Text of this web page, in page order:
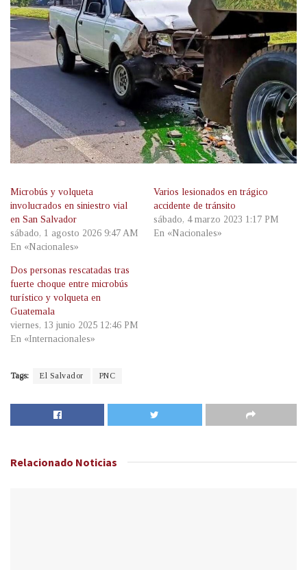
Microbús y volqueta
involucrados en siniestro vial
en San Salvador
sábado, 1 agosto 2026 9:47 AM
En «Nacionales»
Varios lesionados en trágico
accidente de tránsito
sábado, 4 marzo 2023 1:17 PM
En «Nacionales»
Dos personas rescatadas tras
fuerte choque entre microbús
turístico y volqueta en
Guatemala
viernes, 13 junio 2025 12:46 PM
En «Internacionales»
Tags: El Salvador PNC
Relacionado Noticias